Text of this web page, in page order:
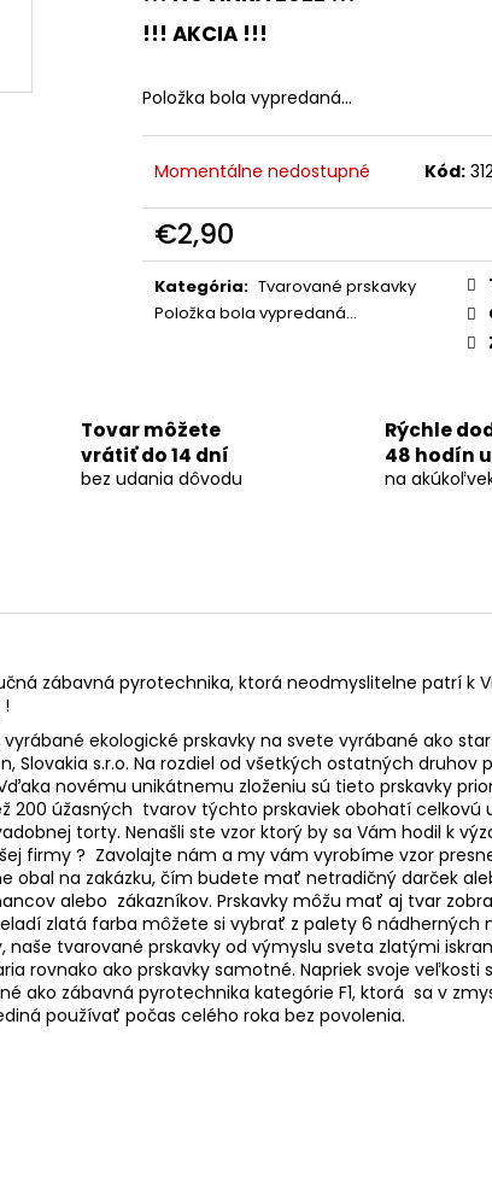
!!! AKCIA !!!
Položka bola vypredaná…
Momentálne nedostupné Kód:
€2,90
Jednotková
cena:
Kategória: Tvarované prskavky
Položka bola vypredaná…
Tovar môžete
vrátiť do 14 dní
bez udania dôvodu
Rýchle
48 hodín
na
zábavná pyrotechnika, ktorá neodmyslitelne patrí k
ekologické prskavky na svete vyrábané ako
Slovakia s.r.o. Na rozdiel od všetkých ostatných druhov
novému unikátnemu zloženiu sú tieto prskavky
200 úžasných tvarov týchto prskaviek obohatí celkovú
torty. Nenašli ste vzor ktorý by sa Vám hodil k
firmy ? Zavolajte nám a my vám vyrobíme vzor
obal na zakázku, čím budete mať netradičný darček
alebo zákazníkov. Prskavky môžu mať aj tvar
zlatá farba môžete si vybrať z palety 6 nádherných
naše tvarované prskavky od výmyslu sveta zlatými
rovnako ako prskavky samotné. Napriek svoje veľkosti
ako zábavná pyrotechnika kategórie F1, ktorá sa v
používať počas celého roka bez povolenia.
DYMOVNICA - BIELA 5KS